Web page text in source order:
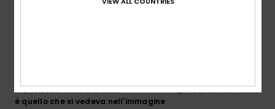
Francisco21. febbraio 2026
Acquisto verificato
è quello che si vedeva nell'immagine